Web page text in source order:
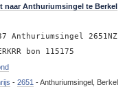
naar Anthuriumsingel te Berkel
Anthuriumsingel 2651NZ
bon 115175
- 2651 -Anthuriumsingel, Berkel